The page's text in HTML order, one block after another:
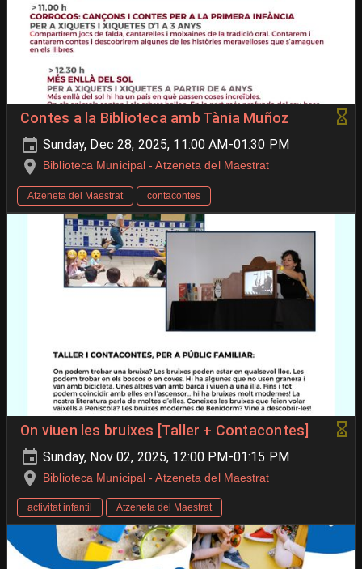
Contes a la Biblioteca amb Tània Muñoz
Sunday, Dec 28, 2025, 11:00 AM-01:30 PM
Biblioteca Municipal - Atzeneta del Maestrat
Atzeneta del Maestrat contacontes
On viuen les bruixes [Taller + Contacontes]
Sunday, Nov 02, 2025, 12:00 PM-01:15 PM
Biblioteca Municipal - Atzeneta del Maestrat
activitat infantil Atzeneta del Maestrat